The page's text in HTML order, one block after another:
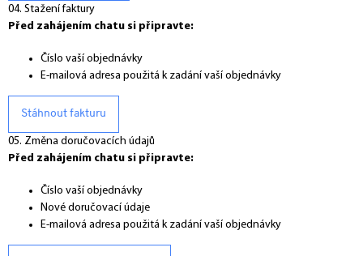
04. Stažení faktury
Před zahájením chatu si připravte:
Číslo vaší objednávky
E-mailová adresa použitá k zadání vaší objednávky
Stáhnout fakturu
05. Změna doručovacích údajů
Před zahájením chatu si připravte:
Číslo vaší objednávky
Nové doručovací údaje
E-mailová adresa použitá k zadání vaší objednávky